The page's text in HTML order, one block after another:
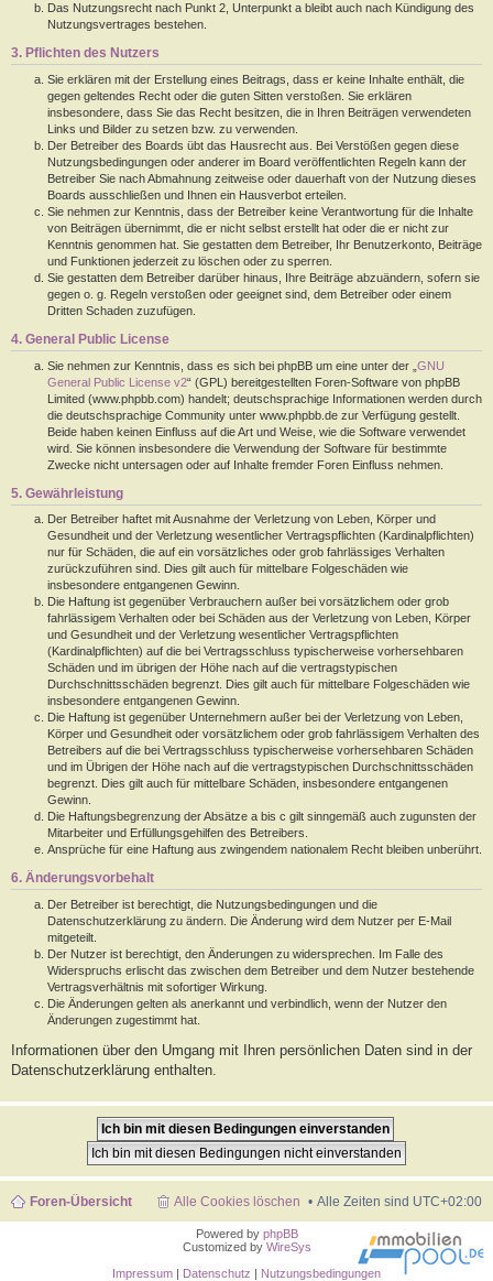
Das Nutzungsrecht nach Punkt 2, Unterpunkt a bleibt auch nach Kündigung des
Nutzungsvertrages bestehen.
3. Pflichten des Nutzers
Sie erklären mit der Erstellung eines Beitrags, dass er keine Inhalte enthält, die
gegen geltendes Recht oder die guten Sitten verstoßen. Sie erklären
insbesondere, dass Sie das Recht besitzen, die in Ihren Beiträgen verwendeten
Links und Bilder zu setzen bzw. zu verwenden.
Der Betreiber des Boards übt das Hausrecht aus. Bei Verstößen gegen diese
Nutzungsbedingungen oder anderer im Board veröffentlichten Regeln kann der
Betreiber Sie nach Abmahnung zeitweise oder dauerhaft von der Nutzung dieses
Boards ausschließen und Ihnen ein Hausverbot erteilen.
Sie nehmen zur Kenntnis, dass der Betreiber keine Verantwortung für die Inhalte
von Beiträgen übernimmt, die er nicht selbst erstellt hat oder die er nicht zur
Kenntnis genommen hat. Sie gestatten dem Betreiber, Ihr Benutzerkonto, Beiträge
und Funktionen jederzeit zu löschen oder zu sperren.
Sie gestatten dem Betreiber darüber hinaus, Ihre Beiträge abzuändern, sofern sie
gegen o. g. Regeln verstoßen oder geeignet sind, dem Betreiber oder einem
Dritten Schaden zuzufügen.
4. General Public License
Sie nehmen zur Kenntnis, dass es sich bei phpBB um eine unter der „ GNU
General Public License v2“ (GPL) bereitgestellten Foren-Software von phpBB
Limited (www.phpbb.com) handelt; deutschsprachige Informationen werden durch
die deutschsprachige Community unter www.phpbb.de zur Verfügung gestellt.
Beide haben keinen Einfluss auf die Art und Weise, wie die Software verwendet
wird. Sie können insbesondere die Verwendung der Software für bestimmte
Zwecke nicht untersagen oder auf Inhalte fremder Foren Einfluss nehmen.
5. Gewährleistung
Der Betreiber haftet mit Ausnahme der Verletzung von Leben, Körper und
Gesundheit und der Verletzung wesentlicher Vertragspflichten (Kardinalpflichten)
nur für Schäden, die auf ein vorsätzliches oder grob fahrlässiges Verhalten
zurückzuführen sind. Dies gilt auch für mittelbare Folgeschäden wie
insbesondere entgangenen Gewinn.
Die Haftung ist gegenüber Verbrauchern außer bei vorsätzlichem oder grob
fahrlässigem Verhalten oder bei Schäden aus der Verletzung von Leben, Körper
und Gesundheit und der Verletzung wesentlicher Vertragspflichten
(Kardinalpflichten) auf die bei Vertragsschluss typischerweise vorhersehbaren
Schäden und im übrigen der Höhe nach auf die vertragstypischen
Durchschnittsschäden begrenzt. Dies gilt auch für mittelbare Folgeschäden wie
insbesondere entgangenen Gewinn.
Die Haftung ist gegenüber Unternehmern außer bei der Verletzung von Leben,
Körper und Gesundheit oder vorsätzlichem oder grob fahrlässigem Verhalten des
Betreibers auf die bei Vertragsschluss typischerweise vorhersehbaren Schäden
und im Übrigen der Höhe nach auf die vertragstypischen Durchschnittsschäden
begrenzt. Dies gilt auch für mittelbare Schäden, insbesondere entgangenen
Gewinn.
Die Haftungsbegrenzung der Absätze a bis c gilt sinngemäß auch zugunsten der
Mitarbeiter und Erfüllungsgehilfen des Betreibers.
Ansprüche für eine Haftung aus zwingendem nationalem Recht bleiben unberührt.
6. Änderungsvorbehalt
Der Betreiber ist berechtigt, die Nutzungsbedingungen und die
Datenschutzerklärung zu ändern. Die Änderung wird dem Nutzer per E-Mail
mitgeteilt.
Der Nutzer ist berechtigt, den Änderungen zu widersprechen. Im Falle des
Widerspruchs erlischt das zwischen dem Betreiber und dem Nutzer bestehende
Vertragsverhältnis mit sofortiger Wirkung.
Die Änderungen gelten als anerkannt und verbindlich, wenn der Nutzer den
Änderungen zugestimmt hat.
Informationen über den Umgang mit Ihren persönlichen Daten sind in der
Datenschutzerklärung enthalten.
Foren-Übersicht Alle Zeiten sind UTC+02:00
Alle Cookies löschen
Powered by phpBB
Customized by WireSys
Impressum
Datenschutz Nutzungsbedingungen